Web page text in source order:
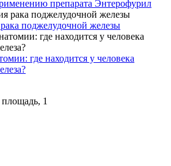
препарата Энтерофурил
рака поджелудочной железы
где находится у человека
1